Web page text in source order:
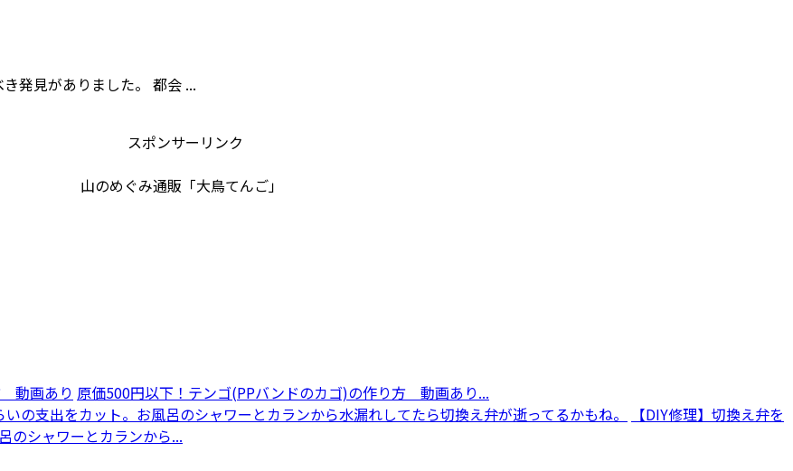
発見がありました。 都会 ...
スポンサーリンク
山のめぐみ通販「大鳥てんご」
原価500円以下！テンゴ(PPバンドのカゴ)の作り方 動画あり...
【DIY修理】切換え弁を
のシャワーとカランから...